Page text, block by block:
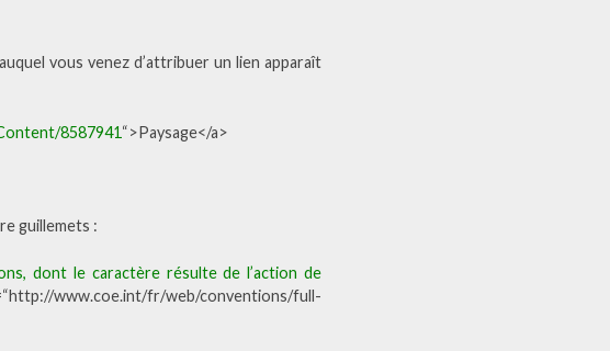
vous venez d’attribuer un lien apparaît
8587941“>Paysage</a>
guillemets :
dont le caractère résulte de l’action de
www.coe.int/fr/web/conventions/full-